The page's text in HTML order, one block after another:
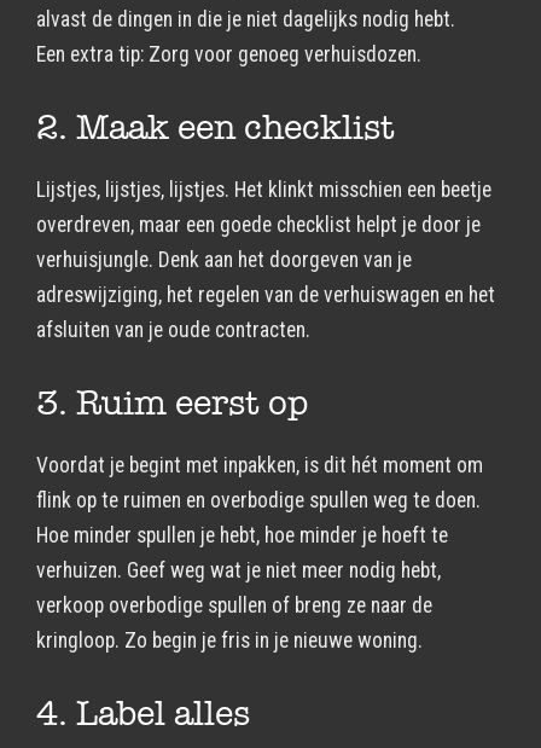
alvast de dingen in die je niet dagelijks nodig hebt.
Een extra tip: Zorg voor genoeg verhuisdozen.
2. Maak een checklist
Lijstjes, lijstjes, lijstjes. Het klinkt misschien een beetje
overdreven, maar een goede checklist helpt je door je
verhuisjungle. Denk aan het doorgeven van je
adreswijziging, het regelen van de verhuiswagen en het
afsluiten van je oude contracten.
3. Ruim eerst op
Voordat je begint met inpakken, is dit hét moment om
flink op te ruimen en overbodige spullen weg te doen.
Hoe minder spullen je hebt, hoe minder je hoeft te
verhuizen. Geef weg wat je niet meer nodig hebt,
verkoop overbodige spullen of breng ze naar de
kringloop. Zo begin je fris in je nieuwe woning.
4. Label alles